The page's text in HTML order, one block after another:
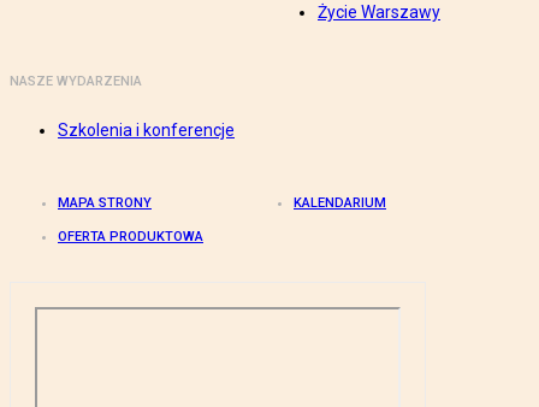
Życie Warszawy
NASZE WYDARZENIA
Szkolenia i konferencje
MAPA STRONY KALENDARIUM
OFERTA PRODUKTOWA